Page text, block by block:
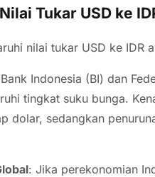
Tukar USD ke
nilai tukar USD ke IDR
Indonesia (BI) dan
tingkat suku bunga.
dolar, sedangkan
: Jika perekonomian